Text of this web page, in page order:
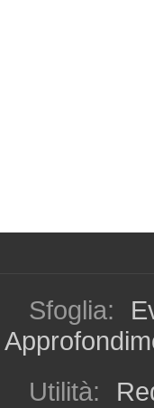
Sfoglia:
Utilità: